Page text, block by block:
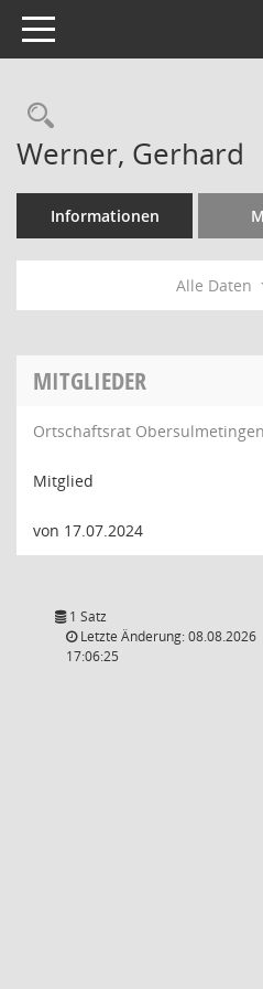
Toggle navigation
Rechercheauswahl
Werner, Gerhard
Informationen
Alle Daten
MITGLIEDER
Ortschaftsrat Obersulmetingen
Mitglied
von 17.07.2024
1 Satz
Letzte Änderung: 08.08.2026
17:06:25